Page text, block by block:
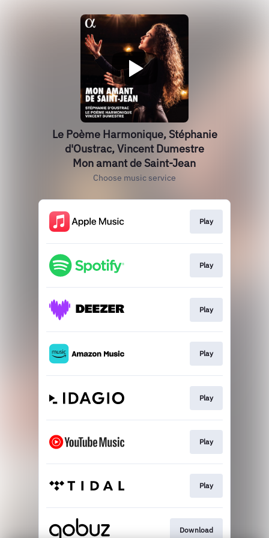
Le Poème Harmonique, Stéphanie
d'Oustrac, Vincent Dumestre
Mon amant de Saint-Jean
Choose music service
Play
Play
Play
Play
Play
Play
Play
Download